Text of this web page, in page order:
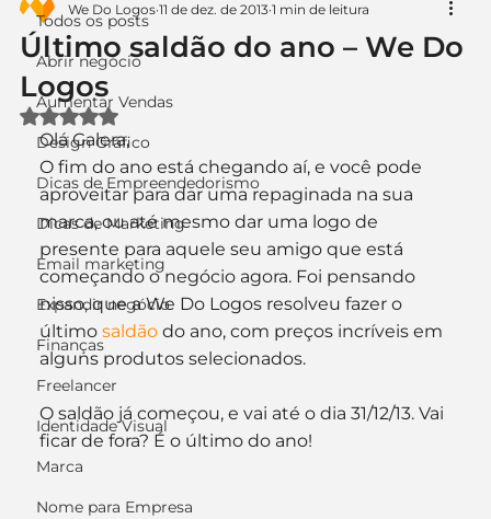
Todos os posts
Abrir negócio
Aumentar Vendas
Design Gráfico
Dicas de Empreendedorismo
Dicas de Marketing
Email marketing
Expandir negócio
Finanças
Freelancer
Identidade Visual
Marca
Nome para Empresa
Último saldão do ano – We Do
Logos
We Do Logos 11 de dez. de 2013 1 min de leitura
Avaliado com NaN de 5 estrelas.
Olá Galera,
O fim do ano está chegando aí, e você pode
aproveitar para dar uma repaginada na sua
marca, ou até mesmo dar uma logo de
presente para aquele seu amigo que está
começando o negócio agora. Foi pensando
nisso, que a We Do Logos resolveu fazer o
último saldão do ano, com preços incríveis em
alguns produtos selecionados.
O saldão já começou, e vai até o dia 31/12/13. Vai
ficar de fora? É o último do ano!